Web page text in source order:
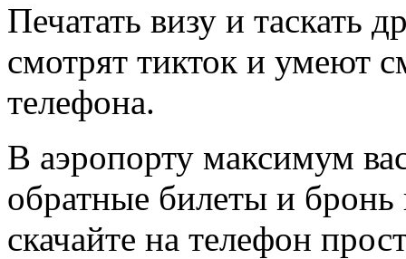
Печатать визу и таскать
смотрят тикток и умеют
телефона.
В аэропорту максимум
обратные билеты и
скачайте на телефон